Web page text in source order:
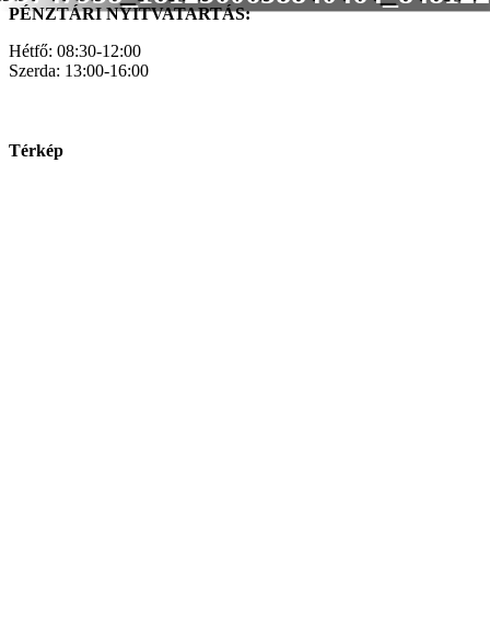
PÉNZTÁRI NYITVATARTÁS:
Hétfő: 08:30-12:00
Szerda: 13:00-16:00
Térkép